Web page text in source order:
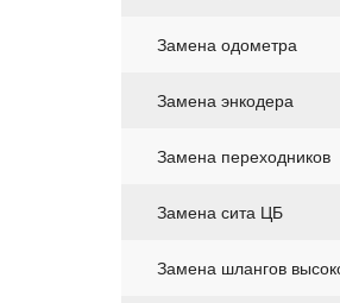
Замена одометра
Замена энкодера
Замена переходников
Замена сита ЦБ
Замена шлангов